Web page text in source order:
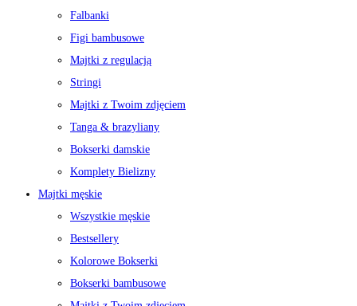
Falbanki
Figi bambusowe
Majtki z regulacją
Stringi
Majtki z Twoim zdjęciem
Tanga & brazyliany
Bokserki damskie
Komplety Bielizny
Majtki męskie
Wszystkie męskie
Bestsellery
Kolorowe Bokserki
Bokserki bambusowe